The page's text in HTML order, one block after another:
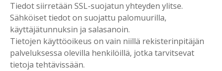
Tiedot siirretään SSL-suojatun yhteyden ylitse.
Sähköiset tiedot on suojattu palomuurilla,
käyttäjätunnuksin ja salasanoin.
Tietojen käyttöoikeus on vain niillä rekisterinpitäjän
palveluksessa olevilla henkilöillä, jotka tarvitsevat
tietoja tehtävissään.